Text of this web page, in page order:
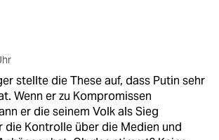
stellte die These auf, dass Putin sehr
Wenn er zu Kompromissen
er die seinem Volk als Sieg
die Kontrolle über die Medien und